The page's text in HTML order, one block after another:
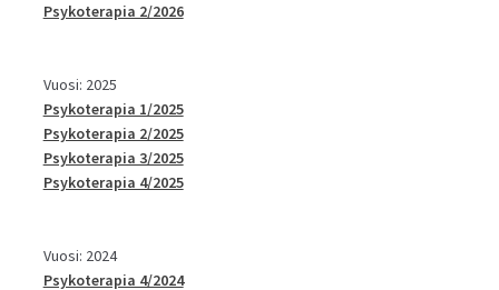
Psykoterapia 2/2026
Vuosi: 2025
Psykoterapia 1/2025
Psykoterapia 2/2025
Psykoterapia 3/2025
Psykoterapia 4/2025
Vuosi: 2024
Psykoterapia 4/2024